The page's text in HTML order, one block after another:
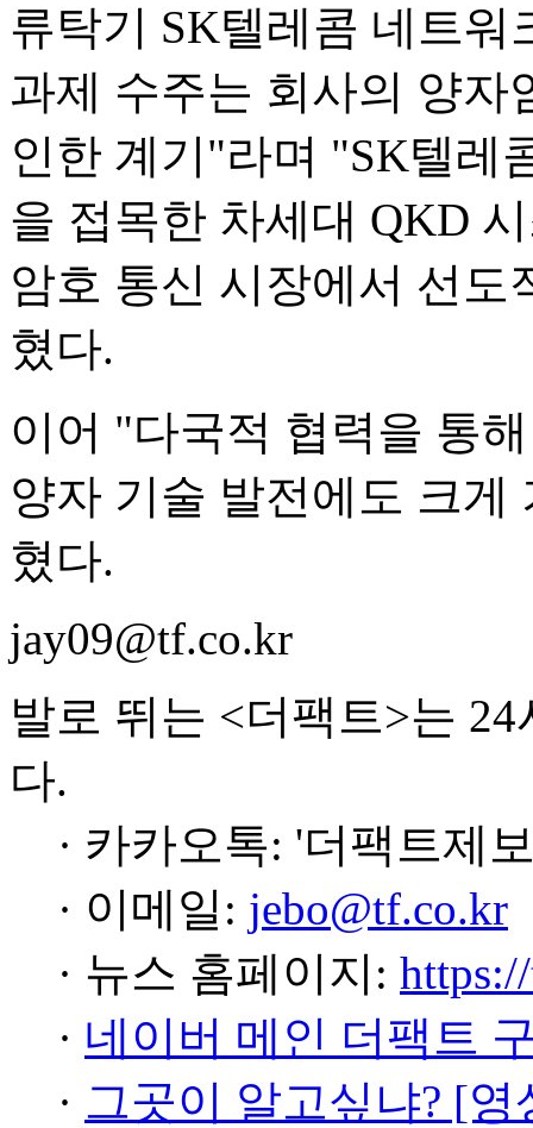
류탁기 SK텔레콤 네트
과제 수주는 회사의 양자
인한 계기"라며 "SK텔레
을 접목한 차세대 QKD
암호 통신 시장에서 선
혔다.
이어 "다국적 협력을 통
양자 기술 발전에도 크
혔다.
jay09@tf.co.kr
발로 뛰는 <더팩트>는
다.
· 카카오톡: '더팩트제
· 이메일: jebo@tf.co.kr
· 뉴스 홈페이지:
· 네이버 메인 더팩트
· 그곳이 알고싶냐? [